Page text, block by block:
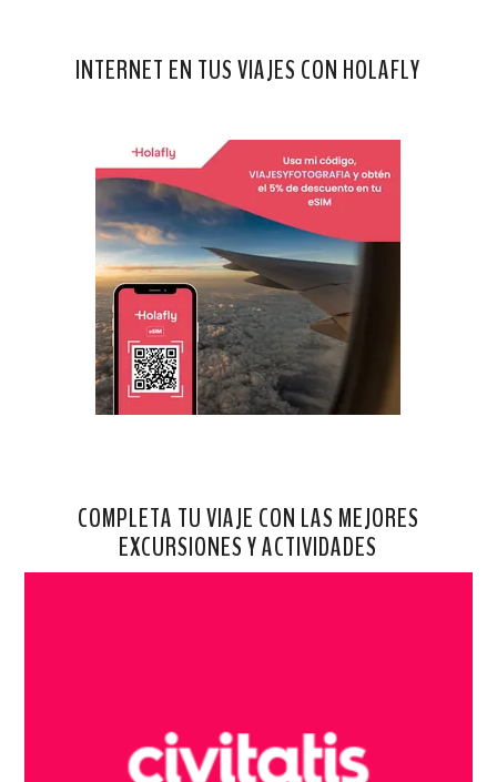
INTERNET EN TUS VIAJES CON HOLAFLY
COMPLETA TU VIAJE CON LAS MEJORES
EXCURSIONES Y ACTIVIDADES